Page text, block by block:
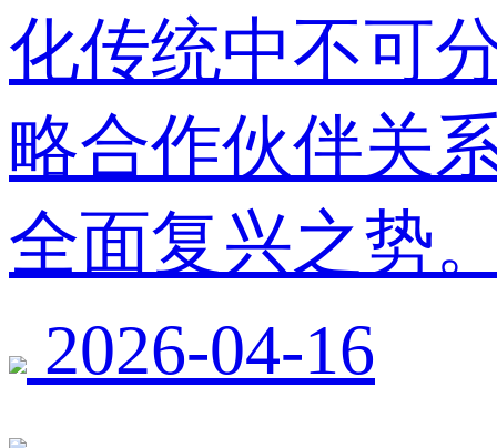
化传统中不可
略合作伙伴关
全面复兴之势
2026-04-16